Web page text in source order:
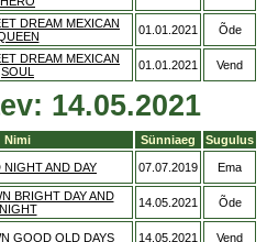
DREAM MEXICAN
01.01.2021 Õde
DREAM MEXICAN
SOUL
01.01.2021 Vend
14.05.2021
Nimi Sünniaeg
Sugulus
NIGHT AND DAY 07.07.2019 Ema
BRIGHT DAY AND
NIGHT
14.05.2021 Õde
GOOD OLD DAYS 14.05.2021 Vend